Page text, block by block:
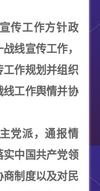
传工作方针政
线宣传工作，
作规划并组织
工作舆情并协
党派，通报情
中国共产党领
制度以及对民